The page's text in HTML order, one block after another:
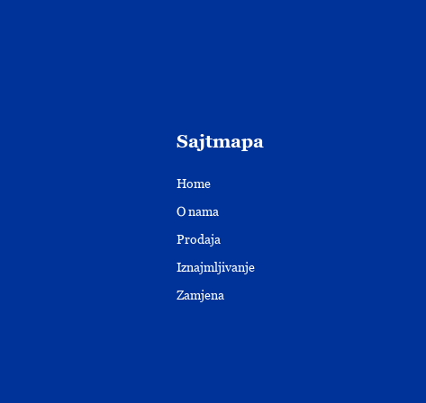
Sajtmapa
Home
O nama
Prodaja
Iznajmljivanje
Zamjena